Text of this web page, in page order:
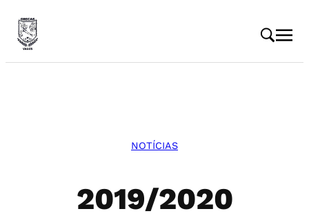
Saltar
para
NOTÍCIAS
2019/2020